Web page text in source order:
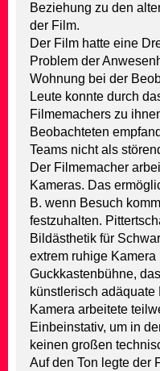
Beziehung zu den
der Film.
Der Film hatte eine
Problem der
Wohnung bei der
Leute konnte durch
Filmemachers zu
Beobachteten
Teams nicht als
Der Filmemacher
Kameras. Das
B. wenn Besuch
festzuhalten.
Bildästhetik für
extrem ruhige
Guckkastenbühne,
künstlerisch
Kamera arbeitete
Einbeinstativ, um in
keinen großen
Auf den Ton legte der